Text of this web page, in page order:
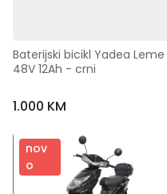
Baterijski bicikl Yadea Leme
48V 12Ah - crni
1.000 KM
nov
o